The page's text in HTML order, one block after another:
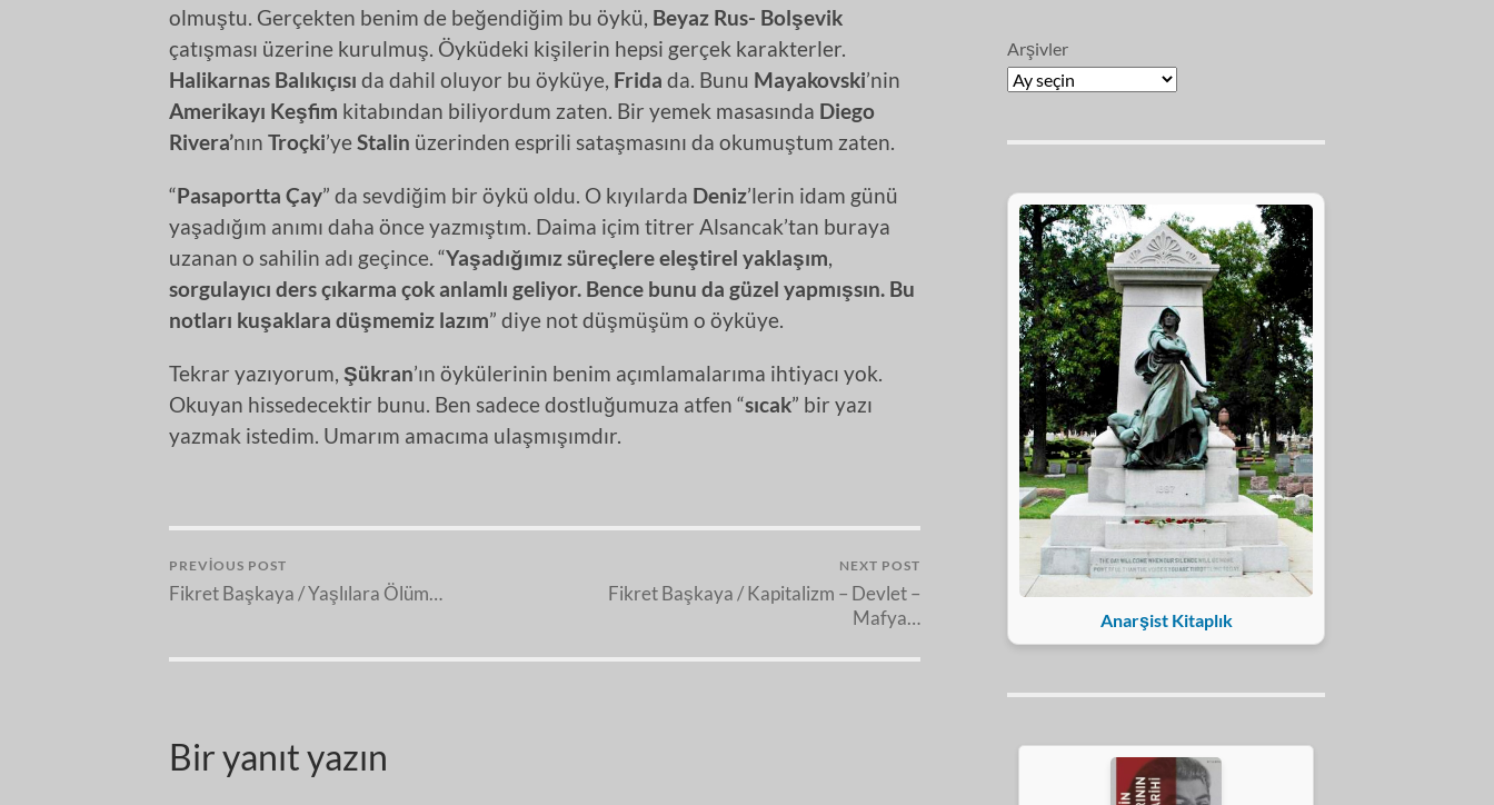
olmuştu. Gerçekten benim de beğendiğim bu öykü, Beyaz Rus- Bolşevik
çatışması üzerine kurulmuş. Öyküdeki kişilerin hepsi gerçek karakterler.
Halikarnas Balıkıçısı da dahil oluyor bu öyküye, Frida da. Bunu Mayakovski’nin
Amerikayı Keşfim kitabından biliyordum zaten. Bir yemek masasında Diego
Rivera’nın Troçki’ye Stalin üzerinden esprili sataşmasını da okumuştum zaten.
“Pasaportta Çay” da sevdiğim bir öykü oldu. O kıyılarda Deniz’lerin idam günü
yaşadığım anımı daha önce yazmıştım. Daima içim titrer Alsancak’tan buraya
uzanan o sahilin adı geçince. “Yaşadığımız süreçlere eleştirel yaklaşım,
sorgulayıcı ders çıkarma çok anlamlı geliyor. Bence bunu da güzel yapmışsın. Bu
notları kuşaklara düşmemiz lazım” diye not düşmüşüm o öyküye.
Tekrar yazıyorum, Şükran’ın öykülerinin benim açımlamalarıma ihtiyacı yok.
Okuyan hissedecektir bunu. Ben sadece dostluğumuza atfen “sıcak” bir yazı
yazmak istedim. Umarım amacıma ulaşmışımdır.
PREVIOUS POST
Fikret Başkaya / Yaşlılara Ölüm…
NEXT POST
Fikret Başkaya / Kapitalizm – Devlet –
Mafya…
Bir yanıt yazın
Arşivler
Anarşist Kitaplık